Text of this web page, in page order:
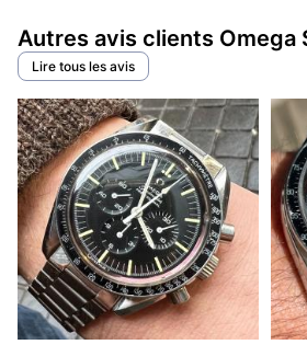
Autres avis clients Omega
Lire tous les avis